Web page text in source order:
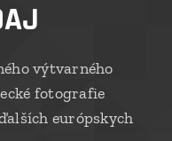
výtvarného
fotografie
európskych